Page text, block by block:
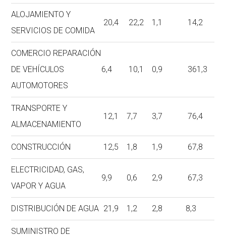
ALOJAMIENTO Y
SERVICIOS DE COMIDA
20,4 22,2 1,1 14,2
COMERCIO REPARACIÓN
DE VEHÍCULOS
AUTOMOTORES
6,4 10,1 0,9 361,3
TRANSPORTE Y
ALMACENAMIENTO
12,1 7,7 3,7 76,4
CONSTRUCCIÓN 12,5 1,8 1,9 67,8
ELECTRICIDAD, GAS,
VAPOR Y AGUA
9,9 0,6 2,9 67,3
DISTRIBUCIÓN DE AGUA 21,9 1,2 2,8 8,3
SUMINISTRO DE